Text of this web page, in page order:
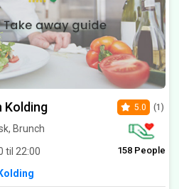
Kolding
Brunch
til 22:00
5.0 (1)
158 People